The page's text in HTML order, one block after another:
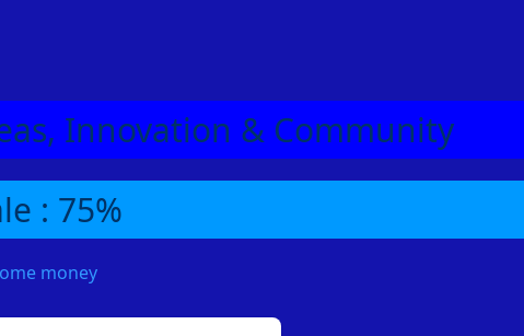
Innovation & Community
: 75%
money